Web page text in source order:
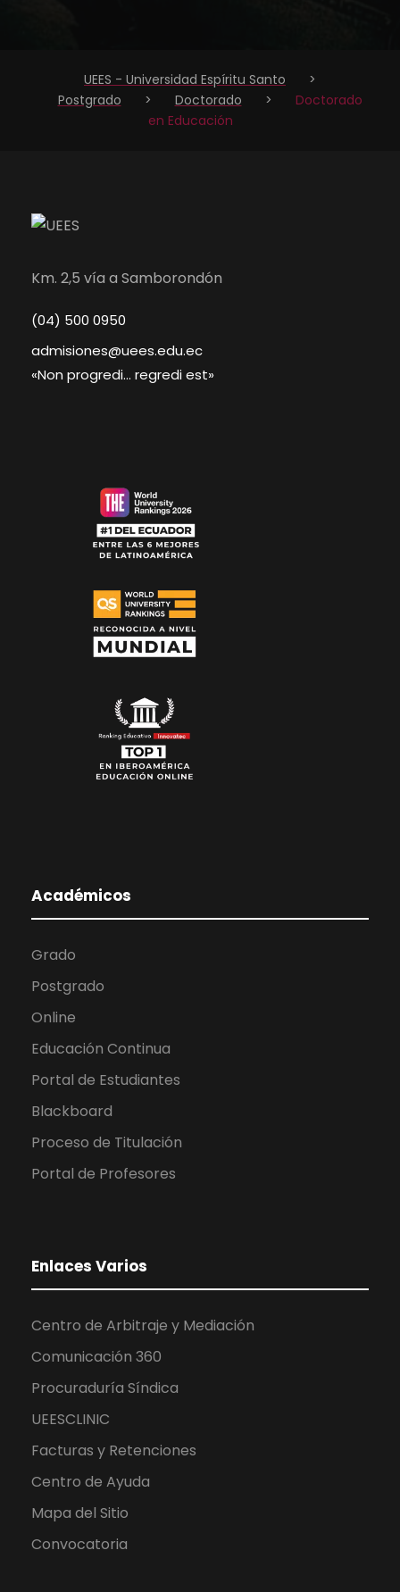
UEES - Universidad Espíritu Santo
>
Postgrado
> Doctorado >
Doctorado
en Educación
Km. 2,5 vía a Samborondón
(04) 500 0950
admisiones@uees.edu.ec
«Non progredi… regredi est»
Académicos
Grado
Postgrado
Online
Educación Continua
Portal de Estudiantes
Blackboard
Proceso de Titulación
Portal de Profesores
Enlaces Varios
Centro de Arbitraje y Mediación
Comunicación 360
Procuraduría Síndica
UEESCLINIC
Facturas y Retenciones
Centro de Ayuda
Mapa del Sitio
Convocatoria